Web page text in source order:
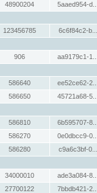
48900204 5aaed954-d...
123456785 6c6f84c2-b...
906 aa9179c1-1...
586640 ee52ce62-2...
586650 45721a68-5...
586810 6b595707-8...
586270 0e0dbcc9-0...
586280 c9a6c3bf-0...
34000010 ade3a084-8...
27700122 7bbdb421-2...